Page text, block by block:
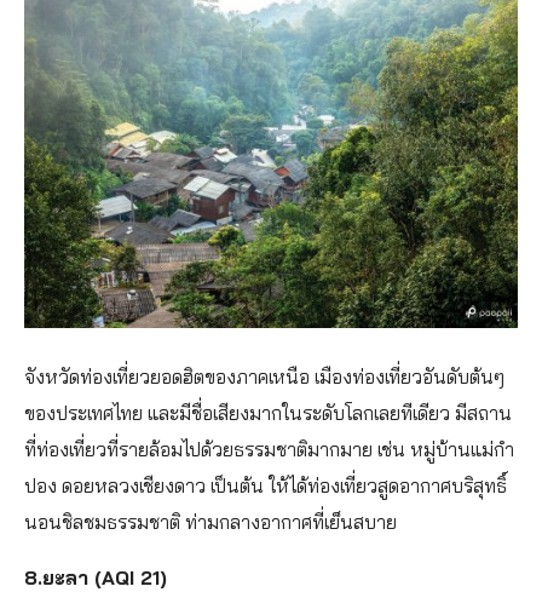
จังหวัดท่องเที่ยวยอดฮิตของภาคเหนือ เมืองท่องเที่ยวอันดับต้นๆ
ของประเทศไทย และมีชื่อเสียงมากในระดับโลกเลยทีเดียว มีสถาน
ที่ท่องเที่ยวที่รายล้อมไปด้วยธรรมชาติมากมาย เช่น หมู่บ้านแม่กำ
ปอง ดอยหลวงเชียงดาว เป็นต้น ให้ได้ท่องเที่ยวสูดอากาศบริสุทธิ์
นอนชิลชมธรรมชาติ ท่ามกลางอากาศที่เย็นสบาย
8.ยะลา (AQI 21)